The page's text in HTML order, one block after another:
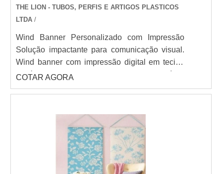
THE LION - TUBOS, PERFIS E ARTIGOS PLASTICOS
LTDA /
Wind Banner Personalizado com Impressão
Solução impactante para comunicação visual.
Wind banner com impressão digital em tecido
poliéster, estrutura em fibra de vidro/alumínio.
Formatos gota, pena e retangular (2m a 5m).
vibrantes e alta durabilidade para eventos e
COTAR AGORA